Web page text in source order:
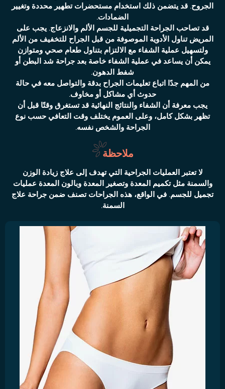
الجروح. قد يتضمن ذلك استخدام مستحضرات تطهير محددة وتغيير
الضمادات.
قد تصاحب الجراحة التجميلية للجسم الألم والانزعاج. يجب على
المريض تناول الأدوية الموصوفة من قبل الجراح للتخفيف من الألم
ولتسهيل عملية الشفاء مع الالتزام بتناول طعام صحي ومتوازن
يمكن أن يساعد في عملية الشفاء خاصة بعد جراحة شد البطن أو
شفط الدهون.
من المهم جدًا اتباع تعليمات الجراح بدقة والتواصل معه في حالة
حدوث أي مشاكل أو مخاوف.
يجب معرفة أن الشفاء والنتائج النهائية قد تستغرق وقتًا قبل أن
تظهر بشكل كامل، وعلى العموم يختلف وقت التعافي حسب نوع
الجراحة والشخص نفسه.
ملاحظة
لا تعتبر العمليات الجراحية التي تهدف إلى علاج زيادة الوزن
والسمنة مثل تكميم المعدة وتصغير المعدة وبالون المعدة عمليات
تجميل للجسم. في الواقع، هذه الجراحات تصنف ضمن جراحة علاج
السمنة.